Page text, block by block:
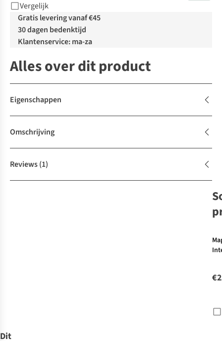
Vergelijk
Gratis levering vanaf €45
30 dagen bedenktijd
Klantenservice: ma-za
Alles over dit product
Eigenschappen
Omschrijving
Reviews(1)
Dit